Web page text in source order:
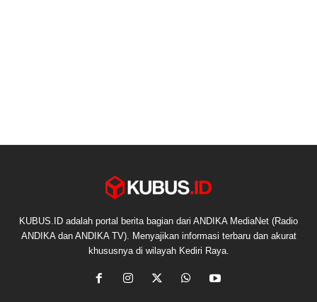
KUBUS.ID adalah portal berita bagian dari ANDIKA MediaNet (Radio
ANDIKA dan ANDIKA TV). Menyajikan informasi terbaru dan akurat
khususnya di wilayah Kediri Raya.